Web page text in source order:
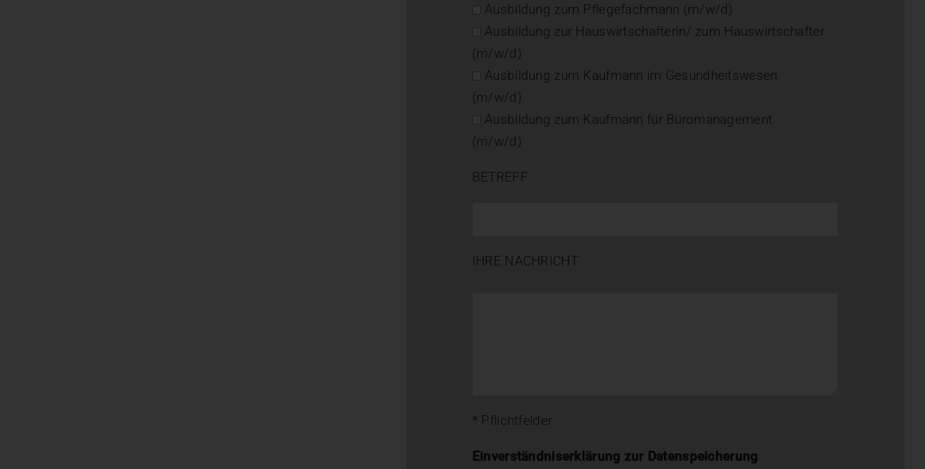
Ausbildung zum Pflegefachmann (m/w/d)
Ausbildung zur Hauswirtschafterin/ zum Hauswirtschafter
(m/w/d)
Ausbildung zum Kaufmann im Gesundheitswesen
(m/w/d)
Ausbildung zum Kaufmann für Büromanagement
(m/w/d)
BETREFF
IHRE NACHRICHT
* Pflichtfelder
Einverständniserklärung zur Datenspeicherung